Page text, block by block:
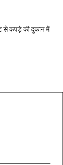
से कपड़े की दुकान में